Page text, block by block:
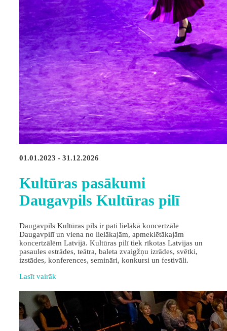
01.01.2023 - 31.12.2026
Kultūras pasākumi
Daugavpils Kultūras pilī
Daugavpils Kultūras pils ir pati lielākā koncertzāle
Daugavpilī un viena no lielākajām, apmeklētākajām
koncertzālēm Latvijā. Kultūras pilī tiek rīkotas Latvijas un
pasaules estrādes, teātra, baleta zvaigžņu izrādes, svētki,
izstādes, konferences, semināri, konkursi un festivāli.
Lasīt vairāk